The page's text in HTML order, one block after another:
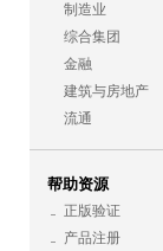
制造业
综合集团
金融
建筑与房地产
流通
帮助资源
正版验证
产品注册